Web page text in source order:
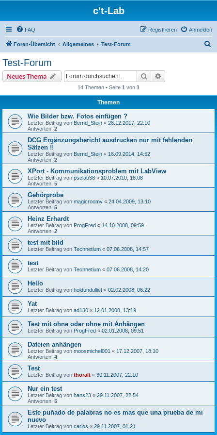
c't-Lab
FAQ Anmelden
Registrieren
Foren-Übersicht Allgemeines Test-Forum
Test-Forum
Neues Thema Suche
14 Themen • Seite 1 von 1
Themen
Wie Bilder bzw. Fotos einfügen ?
Letzter Beitrag von Bernd_Stein « 28.12.2017, 22:10
Antworten: 2
DCG Ergänzungsbericht ausdrucken nur mit fehlenden
Sätzen !!
Letzter Beitrag von Bernd_Stein « 16.09.2014, 14:52
Antworten: 2
XPort - Kommunikationsproblem mit LabView
Letzter Beitrag von psclab38 « 10.07.2010, 18:08
Antworten: 5
Gehörprobe
Letzter Beitrag von magicroomy « 24.04.2009, 13:10
Antworten: 5
Heinz Erhardt
Letzter Beitrag von ProgFred « 14.10.2008, 09:59
Antworten: 2
test mit bild
Letzter Beitrag von Technetium « 07.06.2008, 14:57
test
Letzter Beitrag von Technetium « 07.06.2008, 14:20
Hello
Letzter Beitrag von holdundulliet « 02.02.2008, 06:22
Yat
Letzter Beitrag von ad130 « 12.01.2008, 13:19
Test mit ohne oder ohne mit Anhängen
Letzter Beitrag von ProgFred « 02.01.2008, 09:51
Dateien anhängen
Letzter Beitrag von moosmichel001 « 17.12.2007, 18:10
Antworten: 4
Test
Letzter Beitrag von thoralt « 30.11.2007, 22:10
Nur ein test
Letzter Beitrag von hans23 « 29.11.2007, 22:54
Antworten: 5
Este puñado de palabras no es mas que una prueba de mi
nuevo
Letzter Beitrag von carlos « 29.11.2007, 01:21